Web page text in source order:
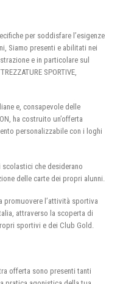
per soddisfare l’esigenze
Siamo presenti e abilitati nei
e in particolare sul
SPORTIVE,
e, consapevole delle
ha costruito un’offerta
personalizzabile con i loghi
che desiderano
delle carte dei propri alunni.
promuovere l’attività sportiva
attraverso la scoperta di
sportivi e dei Club Gold.
offerta sono presenti tanti